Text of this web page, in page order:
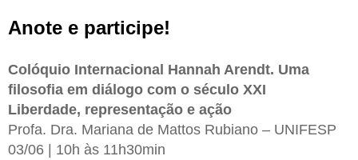
Anote e participe!
Colóquio Internacional Hannah Arendt. Uma
filosofia em diálogo com o século XXI
Liberdade, representação e ação
Profa. Dra. Mariana de Mattos Rubiano – UNIFESP
03/06 | 10h às 11h30min